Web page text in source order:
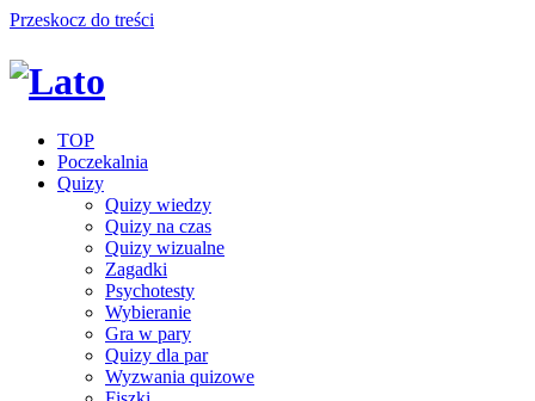
Przeskocz do treści
TOP
Poczekalnia
Quizy
Quizy wiedzy
Quizy na czas
Quizy wizualne
Zagadki
Psychotesty
Wybieranie
Gra w pary
Quizy dla par
Wyzwania quizowe